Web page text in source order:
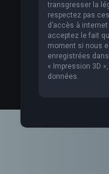
transgresser la
respectez pas
d’accès à
acceptez le fait
moment si nous
enregistrées
« Impression 3D
données.